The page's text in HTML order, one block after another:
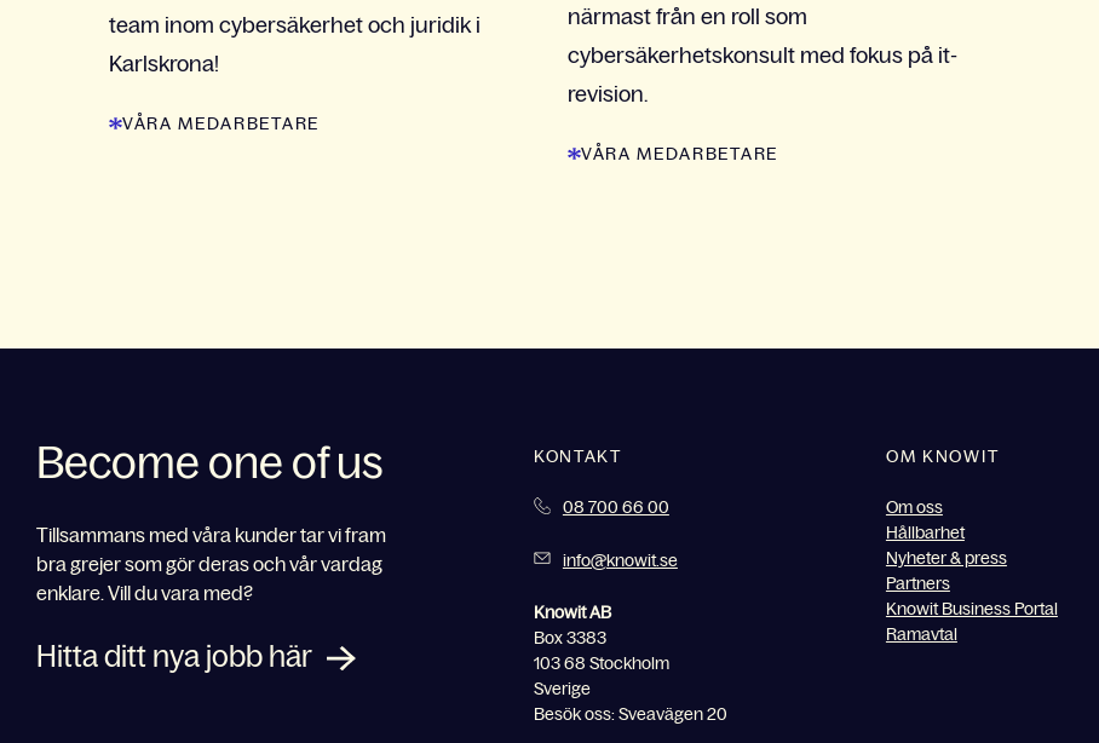
team inom cybersäkerhet och juridik i
Karlskrona!
VÅRA MEDARBETARE
närmast från en roll som
cybersäkerhetskonsult med fokus på it-
revision.
VÅRA MEDARBETARE
Become one of us
Tillsammans med våra kunder tar vi fram
bra grejer som gör deras och vår vardag
enklare. Vill du vara med?
Hitta ditt nya jobb här
KONTAKT
08 700 66 00
info@knowit.se
Knowit AB
Box 3383
103 68 Stockholm
Sverige
Besök oss: Sveavägen 20
OM KNOWIT
Om oss
Hållbarhet
Nyheter & press
Partners
Knowit Business Portal
Ramavtal